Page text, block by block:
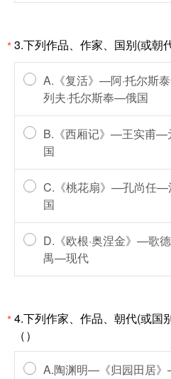
*3.下列作品、作家、国别(或朝
A.《复活》—阿·托尔斯泰一苏联 《战
列夫·托尔斯奉—俄国
B.《西厢记》—王实甫—元代 《神曲》—
国
C.《桃花扇》—孔尚任—清代 《唐璜)—
国
D.《欧根·奥涅金》—歌德—德国 《
禺—现代
*4.下列作家、作品、朝代(或国
（）
A.陶渊明—《归园田居